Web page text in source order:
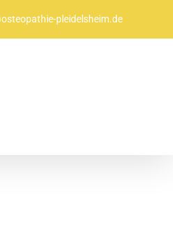
pleidelsheim.de